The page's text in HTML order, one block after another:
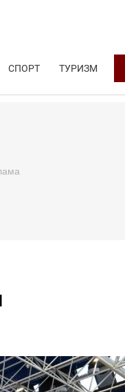
СПОРТ ТУРИЗМ